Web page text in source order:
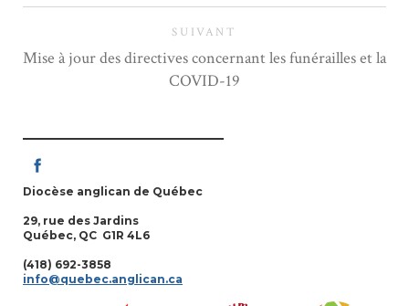
SUIVANT
Mise à jour des directives concernant les funérailles et la
COVID-19
Diocèse anglican de Québec
29, rue des Jardins
Québec, QC G1R 4L6
(418) 692-3858
info@quebec.anglican.ca